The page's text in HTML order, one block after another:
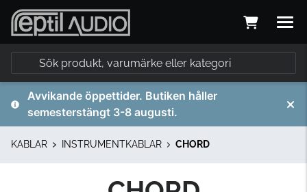
Avvikande öppettider. Butiken håller
semesterstängt 3-8 augusti.
KABLAR INSTRUMENTKABLAR CHORD